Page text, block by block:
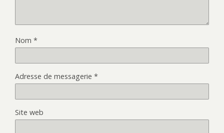
Nom *
Adresse de messagerie *
Site web